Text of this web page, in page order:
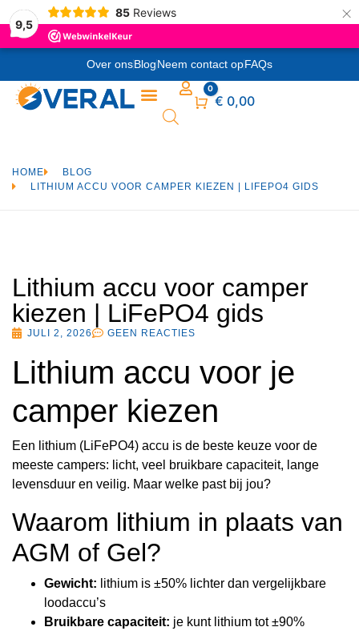
9,5
85 Reviews ×
Over onsBlogNeem contact opFAQs
Winkelwagen
0
€ 0,00
HOME
BLOG
LITHIUM ACCU VOOR CAMPER KIEZEN | LIFEPO4 GIDS
Lithium accu voor camper
kiezen | LiFePO4 gids
JULI 2, 2026 GEEN REACTIES
Lithium accu voor je
camper kiezen
Een lithium (LiFePO4) accu is de beste keuze voor de
meeste campers: licht, veel bruikbare capaciteit, lange
levensduur en veilig. Maar welke past bij jou?
Waarom lithium in plaats van
AGM of Gel?
Gewicht: lithium is ±50% lichter dan vergelijkbare
loodaccu’s
Bruikbare capaciteit: je kunt lithium tot ±90%